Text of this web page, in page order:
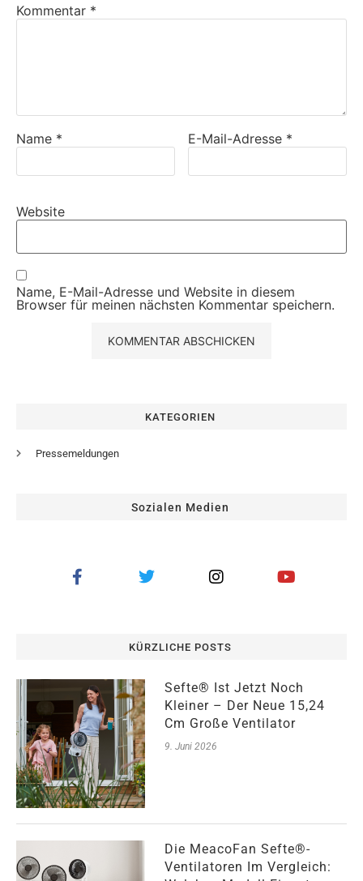
Kommentar *
Name * E-Mail-Adresse *
Website
Name, E-Mail-Adresse und Website in diesem
Browser für meinen nächsten Kommentar speichern.
KATEGORIEN
Pressemeldungen
Sozialen Medien
KÜRZLICHE POSTS
Sefte® Ist Jetzt Noch
Kleiner – Der Neue 15,24
Cm Große Ventilator
9. Juni 2026
Die MeacoFan Sefte®-
Ventilatoren Im Vergleich: